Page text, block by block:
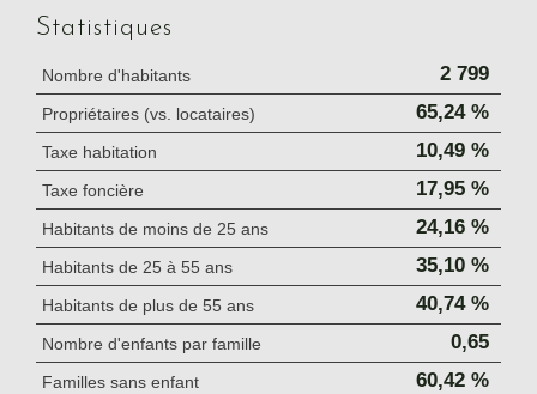
Statistiques
Nombre d'habitants 2 799
Propriétaires (vs. locataires) 65,24 %
Taxe habitation 10,49 %
Taxe foncière 17,95 %
Habitants de moins de 25 ans 24,16 %
Habitants de 25 à 55 ans 35,10 %
Habitants de plus de 55 ans 40,74 %
Nombre d'enfants par famille 0,65
Familles sans enfant 60,42 %